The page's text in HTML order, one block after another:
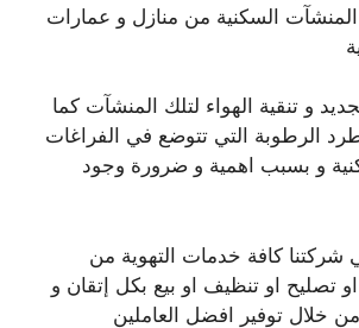
السكنية من منازل و عمارات
و تنقية الهواء لتلك المنشآت كما
الرطوبة التي تتوضع في الفراغات
و بسبب اهمية و ضرورة وجود
شركتنا كافة خدمات التهوية من
او تصليح او تنظيف او بيع بكل إتقان و
خلال توفير افضل العاملين